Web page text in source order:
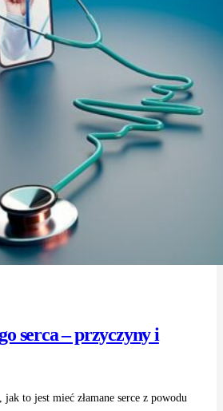
serca – przyczyny i
to jest mieć złamane serce z powodu